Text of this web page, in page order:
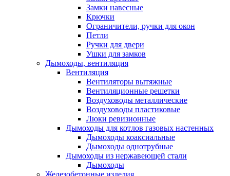
Замки навесные
Крючки
Ограничители, ручки для окон
Петли
Ручки для двери
Ушки для замков
Дымоходы, вентиляция
Вентиляция
Вентиляторы вытяжные
Вентиляционные решетки
Воздуховоды металлические
Воздуховоды пластиковые
Люки ревизионные
Дымоходы для котлов газовых настенных
Дымоходы коаксиальные
Дымоходы однотрубные
Дымоходы из нержавеющей стали
Дымоходы
Железобетонные изделия